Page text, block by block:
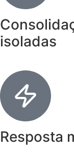
isoladas
Resposta